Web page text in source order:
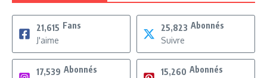
21,615 Fans
J'aime
25,823 Abonnés
Suivre
17,539 Abonnés
15,260 Abonnés